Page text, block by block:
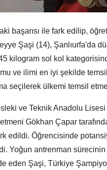
başarısı ile fark edilip,
Şaşi (14), Şanlıurfa'da
kilogram sol kol
ve ilimi en iyi şekilde
seçilerek ülkemi temsil
ve Teknik Anadolu
Gökhan Çapar
edildi. Öğrencisinde
Yoğun antrenman
eden Şaşi, Türkiye